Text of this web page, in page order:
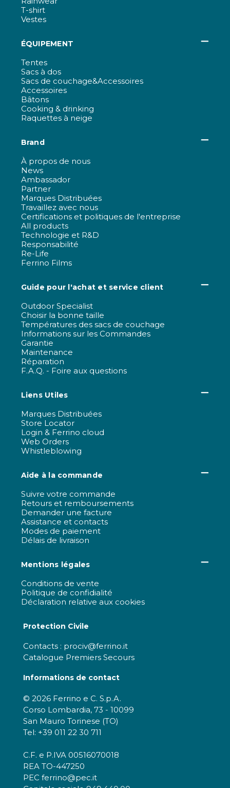
T-shirt
Vestes
ÉQUIPEMENT
Tentes
Sacs à dos
Sacs de couchage&Accessoires
Accessoires
Bâtons
Cooking & drinking
Raquettes à neige
Brand
À propos de nous
News
Ambassador
Partner
Marques Distribuées
Travaillez avec nous
Certifications et politiques de l'entreprise
All products
Technologie et R&D
Responsabilité
Re-Life
Ferrino Films
Guide pour l'achat et service client
Outdoor Specialist
Choisir la bonne taille
Températures des sacs de couchage
Informations sur les Commandes
Garantie
Maintenance
Réparation
F.A.Q. - Foire aux questions
Liens Utiles
Marques Distribuées
Store Locator
Login & Ferrino cloud
Web Orders
Whistleblowing
Aide à la commande
Suivre votre commande
Retours et remboursements
Demander une facture
Assistance et contacts
Modes de paiement
Délais de livraison
Mentions légales
Conditions de vente
Politique de confidialité
Déclaration relative aux cookies
Protection Civile
Contacts : prociv@ferrino.it
Catalogue Premiers Secours
Informations de contact
© 2026 Ferrino e C. S.p.A.
Corso Lombardia, 73 - 10099
San Mauro Torinese (TO)
Tel: +39 011 22 30 711
C.F. e P.IVA 00516070018
REA TO-447250
PEC ferrino@pec.it